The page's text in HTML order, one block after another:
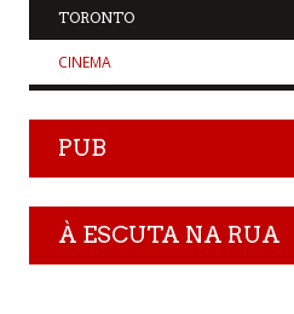
TORONTO
CINEMA
PUB
À ESCUTA NA RUA